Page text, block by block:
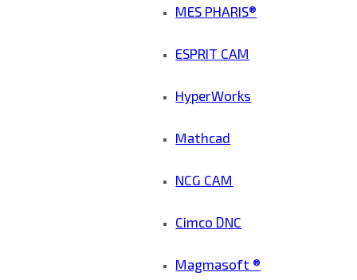
MES PHARIS®
ESPRIT CAM
HyperWorks
Mathcad
NCG CAM
Cimco DNC
Magmasoft ®